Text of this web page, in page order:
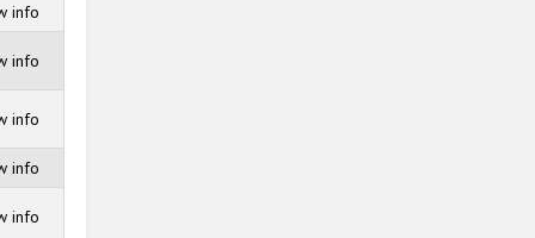
info
info
info
info
info